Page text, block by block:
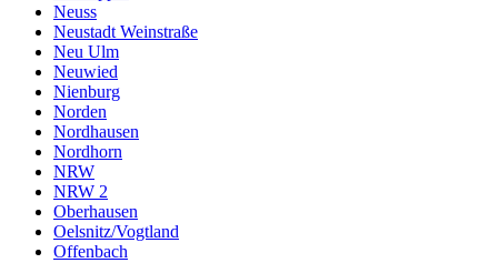
Neuss
Neustadt Weinstraße
Neu Ulm
Neuwied
Nienburg
Norden
Nordhausen
Nordhorn
NRW
NRW 2
Oberhausen
Oelsnitz/Vogtland
Offenbach